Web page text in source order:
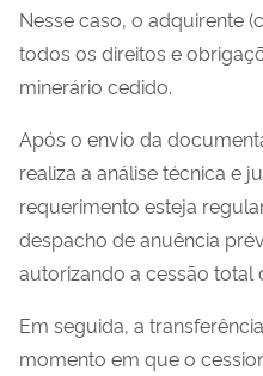
Nesse caso, o adquirente
todos os direitos e
minerário cedido.
Após o envio da
realiza a análise técnica e
requerimento esteja
despacho de anuência
autorizando a cessão total
Em seguida, a
momento em que o